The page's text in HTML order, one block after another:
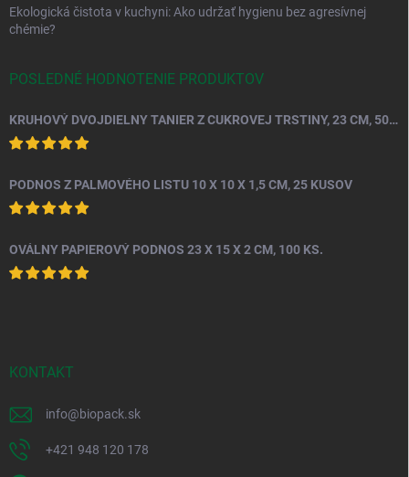
Ekologická čistota v kuchyni: Ako udržať hygienu bez agresívnej
chémie?
POSLEDNÉ HODNOTENIE PRODUKTOV
KRUHOVÝ DVOJDIELNY TANIER Z CUKROVEJ TRSTINY, 23 CM, 50 KS.
PODNOS Z PALMOVÉHO LISTU 10 X 10 X 1,5 CM, 25 KUSOV
OVÁLNY PAPIEROVÝ PODNOS 23 X 15 X 2 CM, 100 KS.
KONTAKT
info@biopack.sk
+421 948 120 178